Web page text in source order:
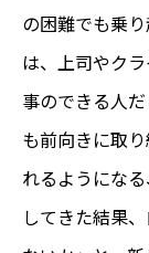
の困難でも乗
は、上司やク
事のできる人
も前向きに取
れるようにな
してきた結果